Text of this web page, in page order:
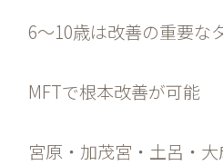
6〜10歳は改善の重要な
MFTで根本改善が可能
宮原・加茂宮・土呂・